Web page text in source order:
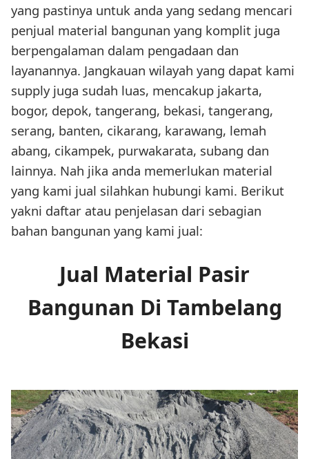
yang pastinya untuk anda yang sedang mencari
penjual material bangunan yang komplit juga
berpengalaman dalam pengadaan dan
layanannya. Jangkauan wilayah yang dapat kami
supply juga sudah luas, mencakup jakarta,
bogor, depok, tangerang, bekasi, tangerang,
serang, banten, cikarang, karawang, lemah
abang, cikampek, purwakarata, subang dan
lainnya. Nah jika anda memerlukan material
yang kami jual silahkan hubungi kami. Berikut
yakni daftar atau penjelasan dari sebagian
bahan bangunan yang kami jual:
Jual Material Pasir
Bangunan Di Tambelang
Bekasi